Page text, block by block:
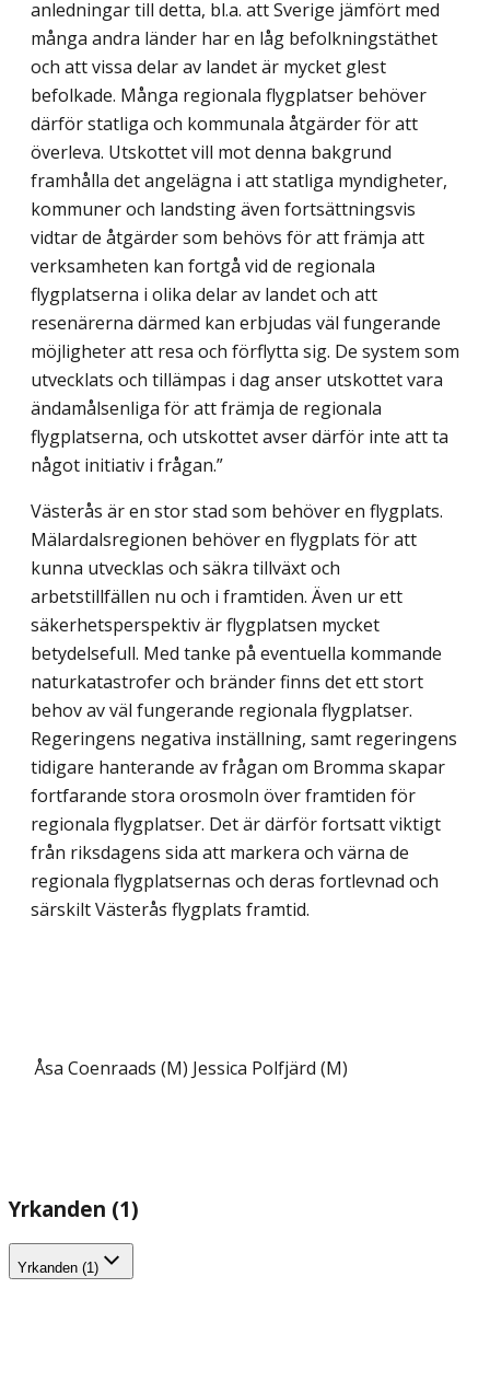
anledningar till detta, bl.a. att Sverige jämfört med
många andra länder har en låg befolkningstäthet
och att vissa delar av landet är mycket glest
befolkade. Många regionala flygplatser behöver
därför statliga och kommunala åtgärder för att
överleva. Utskottet vill mot denna bakgrund
framhålla det angelägna i att statliga myndigheter,
kommuner och landsting även fortsättningsvis
vidtar de åtgärder som behövs för att främja att
verksamheten kan fortgå vid de regionala
flygplatserna i olika delar av landet och att
resenärerna därmed kan erbjudas väl fungerande
möjligheter att resa och förflytta sig. De system som
utvecklats och tillämpas i dag anser utskottet vara
ändamålsenliga för att främja de regionala
flygplatserna, och utskottet avser därför inte att ta
något initiativ i frågan.”
Västerås är en stor stad som behöver en flygplats.
Mälardalsregionen behöver en flygplats för att
kunna utvecklas och säkra tillväxt och
arbetstillfällen nu och i framtiden. Även ur ett
säkerhetsperspektiv är flygplatsen mycket
betydelsefull. Med tanke på eventuella kommande
naturkatastrofer och bränder finns det ett stort
behov av väl fungerande regionala flygplatser.
Regeringens negativa inställning, samt regeringens
tidigare hanterande av frågan om Bromma skapar
fortfarande stora orosmoln över framtiden för
regionala flygplatser. Det är därför fortsatt viktigt
från riksdagens sida att markera och värna de
regionala flygplatsernas och deras fortlevnad och
särskilt Västerås flygplats framtid.
Åsa Coenraads (M) Jessica Polfjärd (M)
Yrkanden (1)
Yrkanden (1)